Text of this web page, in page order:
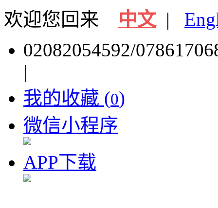
欢迎您回来 中文 |
02082054592/
|
我的收藏 (0)
微信小程序
APP下载